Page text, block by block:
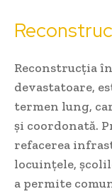
Reconstrucția
devastatoare,
termen lung,
și coordonată.
refacerea
locuințele,
a permite